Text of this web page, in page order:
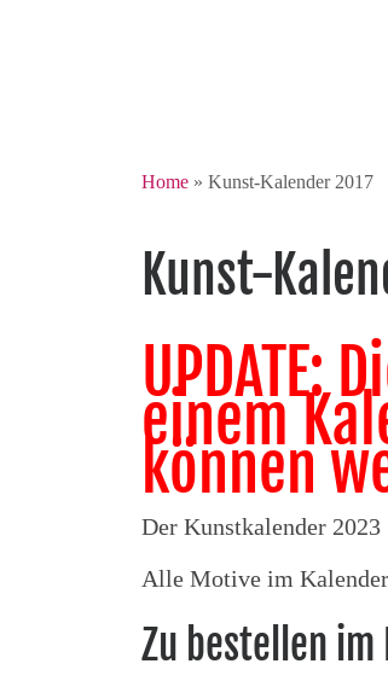
Home » Kunst-Kalender 2017
Kunst-
UPDATE:
einem
können
Der Kunstkalender
Alle Motive im
Zu bestellen im